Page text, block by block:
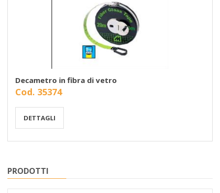
Decametro in fibra di vetro
Cod. 35374
DETTAGLI
PRODOTTI